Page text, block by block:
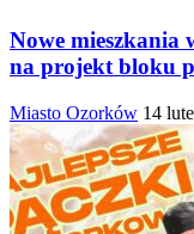
Nowe mieszkania
na projekt bloku
Miasto Ozorków 14